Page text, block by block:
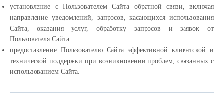
установление с Пользователем Сайта обратной связи, включая
направление уведомлений, запросов, касающихся использования
Сайта, оказания услуг, обработку запросов и заявок от
Пользователя Сайта
предоставление Пользователю Сайта эффективной клиентской и
технической поддержки при возникновении проблем, связанных с
использованием Сайта.